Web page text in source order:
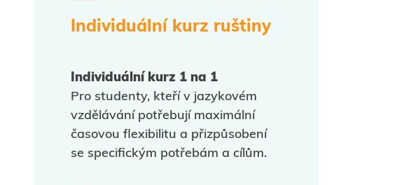
Individuální kurz ruštiny
Individuální kurz 1 na 1
Pro studenty, kteří v jazykovém
vzdělávání potřebují maximální
časovou flexibilitu a přizpůsobení
se specifickým potřebám a cílům.